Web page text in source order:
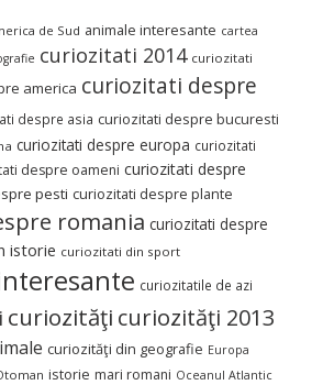
de Sud animale interesante cartea
curiozitati 2014 curiozitati
america curiozitati despre
despre asia curiozitati despre bucuresti
curiozitati despre europa curiozitati
despre oameni curiozitati despre
pesti curiozitati despre plante
romania curiozitati despre
istorie curiozitati din sport
curiozitatile de azi
curiozităţi curiozităţi 2013
curiozităţi din geografie Europa
istorie mari romani Oceanul Atlantic